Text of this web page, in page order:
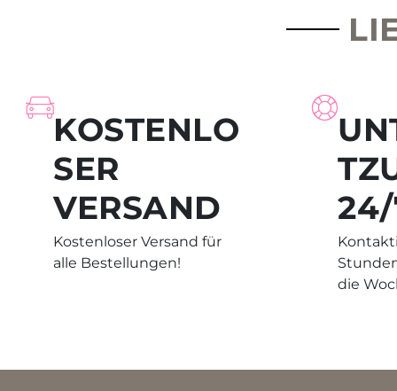
KOSTENLO
SER
VERSAND
Kostenloser Versand für
alle Bestellungen!
die